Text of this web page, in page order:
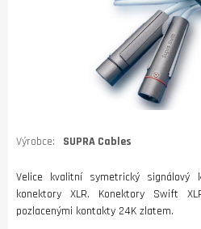
Výrobce: SUPRA Cables
Velice kvalitní symetrický
konektory XLR. Konektory Swift
pozlacenými kontakty 24K zlatem.